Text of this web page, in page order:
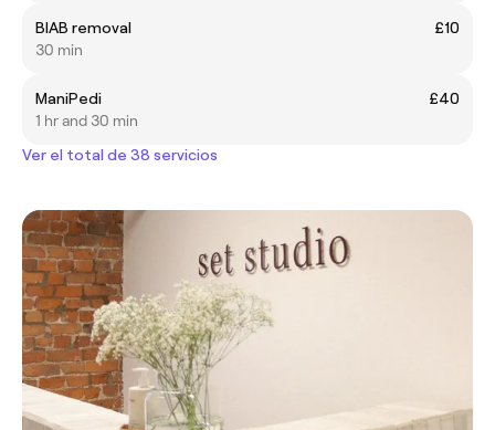
BIAB removal
£10
30 min
ManiPedi
£40
1 hr and 30 min
Ver el total de 38 servicios